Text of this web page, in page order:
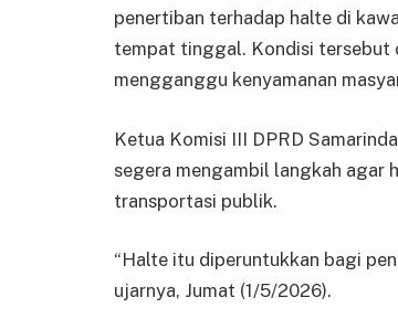
penertiban terhadap halte di
tempat tinggal. Kondisi tersebut
mengganggu kenyamanan
Ketua Komisi III DPRD
segera mengambil langkah agar
transportasi publik.
“Halte itu diperuntukkan bagi
ujarnya, Jumat (1/5/2026).